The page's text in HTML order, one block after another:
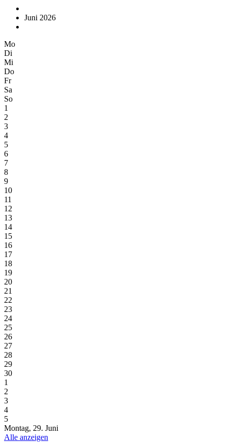
Juni 2026
Mo
Di
Mi
Do
Fr
Sa
So
1
2
3
4
5
6
7
8
9
10
11
12
13
14
15
16
17
18
19
20
21
22
23
24
25
26
27
28
29
30
1
2
3
4
5
Montag, 29. Juni
Alle anzeigen